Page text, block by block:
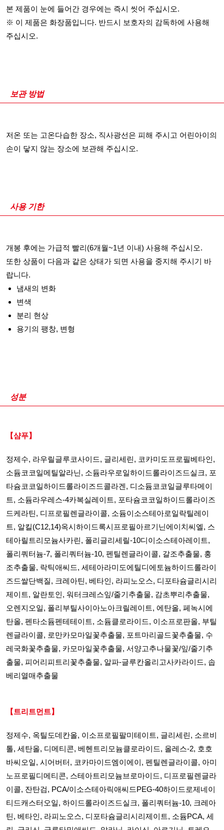
본 제품이 눈에 들어간 경우에는 즉시 씻어 주십시오.
※ 이 제품은 화장품입니다. 반드시 보호자의 감독하에 사용해
주십시오.
보관 방법
저온 또는 고온다습한 장소, 직사광선은 피해 주시고 어린아이의
손이 닿지 않는 장소에 보관해 주십시오.
사용 기한
개봉 후에는 가급적 빨리(6개월~1년 이내) 사용해 주십시오.
또한 상품이 다음과 같은 상태가 되면 사용을 중지해 주시기 바
랍니다.
냄새의 변화
변색
분리 현상
용기의 팽창, 변형
성분
【샴푸】
정제수, 라우릴글루코사이드, 글리세린, 코카미도프로필베타인,
소듐코코일메틸알라닌, 소듐라우로일하이드롤라이즈드실크, 포
타슘코코일하이드롤라이즈드콜라겐, 디소듐코코일글루타메이
트, 소듐라우레스-4카복실레이트, 포타슘코코일하이드롤라이즈
드케라틴, 디프로필렌글라이콜, 소듐이소스테아로일락틸레이
트, 알킬(C12,14)옥시하이드록시프로필아르기닌에이치씨엘, 스
테아릴트리모늄사카린, 폴리글리세릴-10디이소스테아레이트,
폴리쿼터늄-7, 폴리쿼터늄-10, 펜틸렌글라이콜, 갈조추출물, 홍
조추출물, 락틱애씨드, 세테아라미도에틸디에토늄하이드롤라이
즈드쌀단백질, 크레아틴, 베타인, 라피노오스, 디포타슘글리시리
제이트, 알란토인, 워터크레스잎/줄기추출물, 감초뿌리추출물,
오렌지오일, 폴리부틸사이아노아크릴레이트, 에탄올, 페녹시에
탄올, 펜타소듐펜테테이트, 소듐클로라이드, 이소프로판올, 부틸
렌글라이콜, 로만카모마일꽃추출물, 포트마리골드꽃추출물, 수
레국화꽃추출물, 카모마일꽃추출물, 서양고추나물꽃/잎/줄기추
출물, 피어리피트리꽃추출물, 알파-글루칸올리고사카라이드, 솝
베리열매추출물
【트리트먼트】
정제수, 옥틸도데칸올, 이소프로필팔미테이트, 글리세린, 소르비
톨, 세탄올, 디메티콘, 베헨트리모늄클로라이드, 올레스-2, 호호
바씨오일, 시어버터, 코카마이드엠이에이, 펜틸렌글라이콜, 아미
노프로필디메티콘, 스테아트리모늄브로마이드, 디프로필렌글라
이콜, 잔탄검, PCA/이소스테아릭애씨드PEG-40하이드로제네이
티드캐스터오일, 하이드롤라이즈드실크, 폴리쿼터늄-10, 크레아
틴, 베타인, 라피노오스, 디포타슘글리시리제이트, 소듐PCA, 세